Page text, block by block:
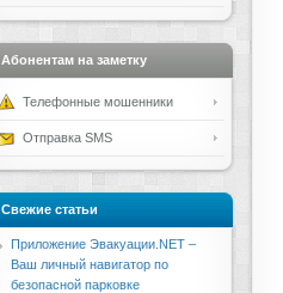
Абонентам на заметку
Телефонные мошенники
Отправка SMS
Свежие статьи
Приложение Эвакуации.NET –
Ваш личный навигатор по
безопасной парковке